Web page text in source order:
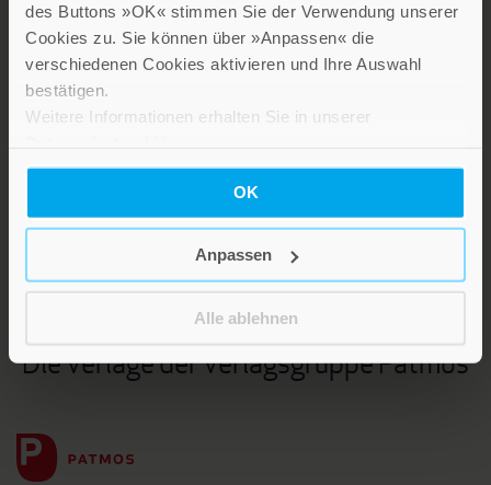
des Buttons »OK« stimmen Sie der Verwendung unserer
Cookies zu. Sie können über »Anpassen« die
verschiedenen Cookies aktivieren und Ihre Auswahl
bestätigen.
Weitere Informationen erhalten Sie in unserer
OK
Anpassen
Alle ablehnen
LEBE GUT MAGAZIN
NEWSLETTER
KARRIERE
KUNDENINFO
Die Verlage der Verlagsgruppe Patmos